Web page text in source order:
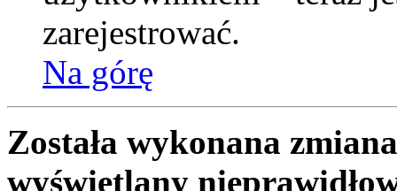
zarejestrować.
Na górę
Została wykonana
wyświetlany